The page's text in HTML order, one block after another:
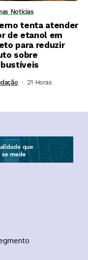
Notícias
tenta atender
de etanol em
para reduzir
sobre
21 Horas ⁮